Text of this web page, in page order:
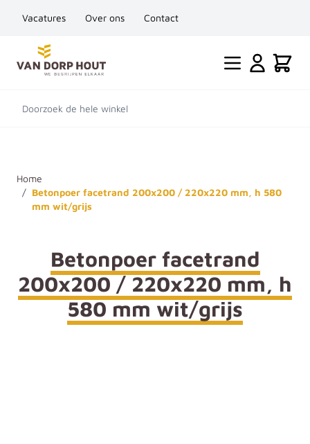
Vacatures Over ons Contact
Ga naar de inhoud
Cart
Doorzoek de hele winkel
Home
/ Betonpoer facetrand 200x200 / 220x220 mm, h 580
mm wit/grijs
Betonpoer facetrand
200x200 / 220x220 mm, h
580 mm wit/grijs